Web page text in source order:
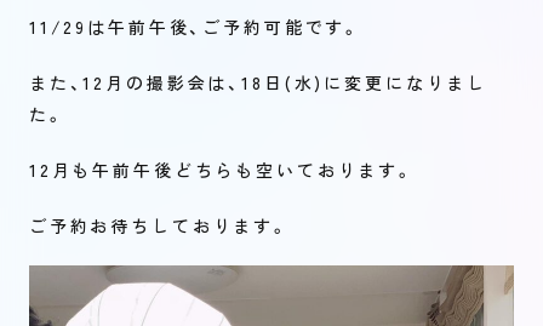
11/29は午前午後、ご予約可能です。
また、12月の撮影会は、18日(水)に変更になりまし
た。
12月も午前午後どちらも空いております。
ご予約お待ちしております。